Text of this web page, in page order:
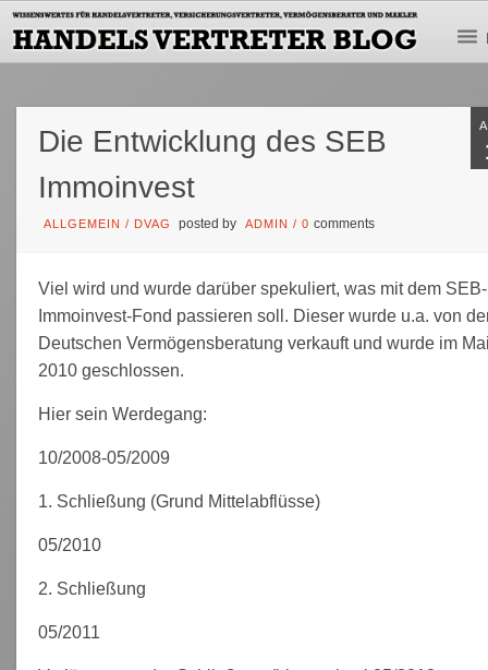
Die Entwicklung des SEB
Immoinvest
ALLGEMEIN / DVAG posted by ADMIN /0comments
Viel wird und wurde darüber spekuliert, was mit dem SEB-
Immoinvest-Fond passieren soll. Dieser wurde u.a. von
Deutschen Vermögensberatung verkauft und wurde im
2010 geschlossen.
Hier sein Werdegang:
10/2008-05/2009
1. Schließung (Grund Mittelabflüsse)
05/2010
2. Schließung
05/2011